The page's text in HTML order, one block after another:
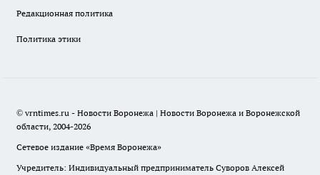
Редакционная политика
Политика этики
© vrntimes.ru - Новости Воронежа | Новости Воронежа и Воронежской
области, 2004-2026
Сетевое издание «Время Воронежа»
Учредитель: Индивидуальный предприниматель Суворов Алексей